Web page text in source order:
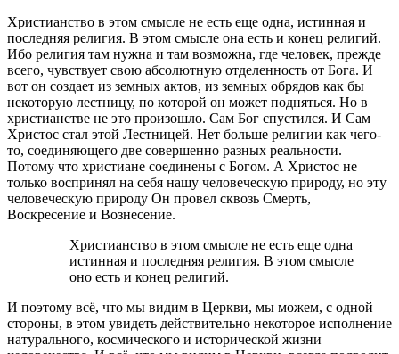
Христианство в этом смысле не есть еще одна, истинная и
последняя религия. В этом смысле она есть и конец религий.
Ибо религия там нужна и там возможна, где человек, прежде
всего, чувствует свою абсолютную отделенность от Бога. И
вот он создает из земных актов, из земных обрядов как бы
некоторую лестницу, по которой он может подняться. Но в
христианстве не это произошло. Сам Бог спустился. И Сам
Христос стал этой Лестницей. Нет больше религии как чего-
то, соединяющего две совершенно разных реальности.
Потому что христиане соединены с Богом. А Христос не
только воспринял на себя нашу человеческую природу, но эту
человеческую природу Он провел сквозь Смерть,
Воскресение и Вознесение.
Христианство в этом смысле не есть еще одна
истинная и последняя религия. В этом смысле
оно есть и конец религий.
И поэтому всё, что мы видим в Церкви, мы можем, с одной
стороны, в этом увидеть действительно некоторое исполнение
натурального, космического и исторической жизни